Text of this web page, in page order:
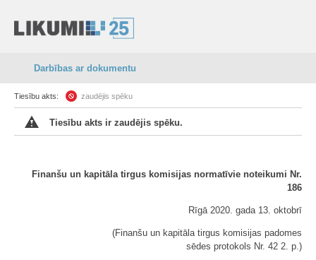
Darbības ar dokumentu
Tiesību akts: zaudējis spēku
Tiesību akts ir zaudējis spēku.
Finanšu un kapitāla tirgus komisijas normatīvie noteikumi Nr.
186
Rīgā 2020. gada 13. oktobrī
(Finanšu un kapitāla tirgus komisijas padomes
sēdes protokols Nr. 42 2. p.)